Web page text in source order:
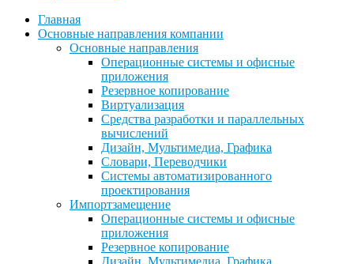
Главная
Основные направления компании
Основные направления
Операционные системы и офисные
приложения
Резервное копирование
Виртуализация
Средства разработки и параллельных
вычислений
Дизайн, Мультимедиа, Графика
Словари, Переводчики
Системы автоматизированного
проектирования
Импортзамещение
Операционные системы и офисные
приложения
Резервное копирование
Дизайн, Мультимедиа, Графика